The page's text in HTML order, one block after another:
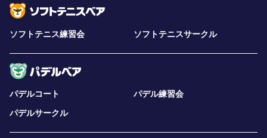
ソフトテニス練習会 ソフトテニスサークル
パデルコート
パデル練習会
パデルサークル